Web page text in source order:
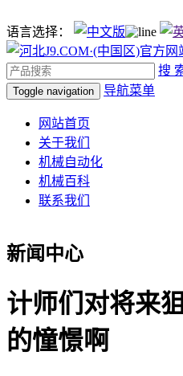
语言选择：
搜
Toggle navigation 导航菜单
网站首页
关于我们
机械自动化
机械百科
联系我们
新闻中心
计师们对将来
的憧憬啊